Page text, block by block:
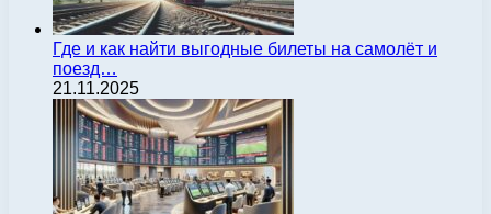
Где и как найти выгодные билеты на самолёт и
поезд…
21.11.2025